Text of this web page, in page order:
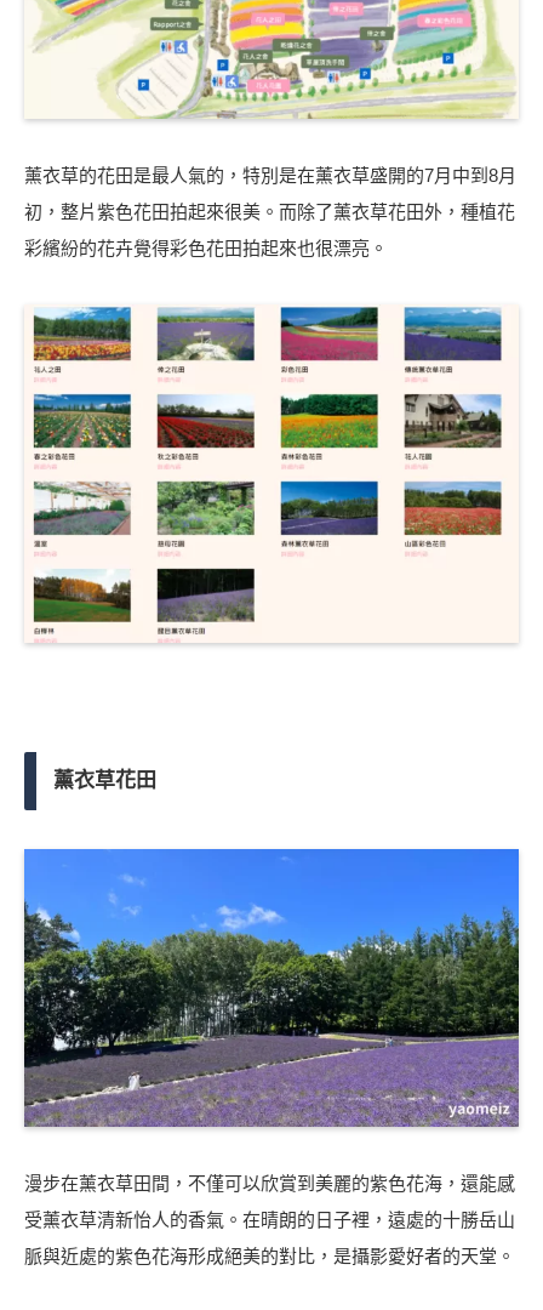
薰衣草的花田是最人氣的，特別是在薰衣草盛開的7月中到8月
初，整片紫色花田拍起來很美。而除了薰衣草花田外，種植花
彩繽紛的花卉覺得彩色花田拍起來也很漂亮。
薰衣草花田
漫步在薰衣草田間，不僅可以欣賞到美麗的紫色花海，還能感
受薰衣草清新怡人的香氣。在晴朗的日子裡，遠處的十勝岳山
脈與近處的紫色花海形成絕美的對比，是攝影愛好者的天堂。